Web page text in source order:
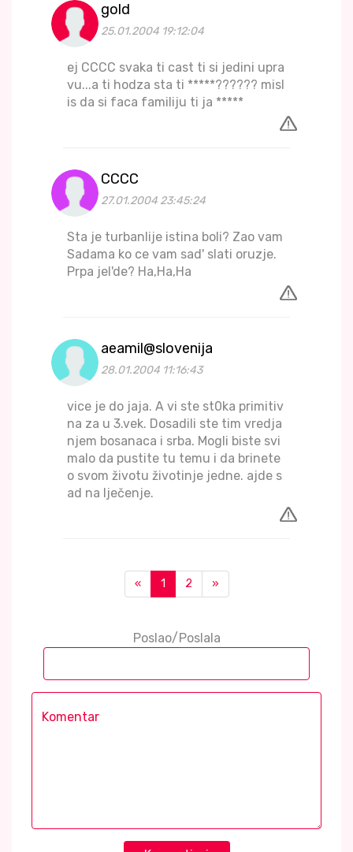
gold
25.01.2004 19:12:04
ej CCCC svaka ti cast ti si jedini upra
vu...a ti hodza sta ti *****?????? misl
is da si faca familiju ti ja *****
CCCC
27.01.2004 23:45:24
Sta je turbanlije istina boli? Zao vam
Sadama ko ce vam sad' slati oruzje.
Prpa jel'de? Ha,Ha,Ha
aeamil@slovenija
28.01.2004 11:16:43
vice je do jaja. A vi ste st0ka primitiv
na za u 3.vek. Dosadili ste tim vredja
njem bosanaca i srba. Mogli biste svi
malo da pustite tu temu i da brinete
o svom životu životinje jedne. ajde s
ad na lječenje.
« 1 2 »
Poslao/Poslala